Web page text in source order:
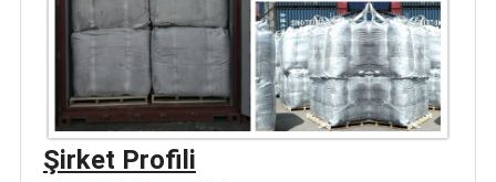
Şirket Profili